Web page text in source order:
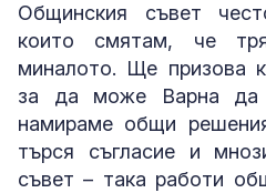
Общинския съвет
които смятам, че
миналото. Ще призова
за да може Варна да
намираме общи
търся съгласие и
съвет – така работи